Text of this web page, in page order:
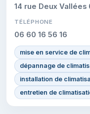
14 rue Deux
TÉLÉPHONE
06 60 16 56 16
mise en service de
dépannage de
installation de
entretien de